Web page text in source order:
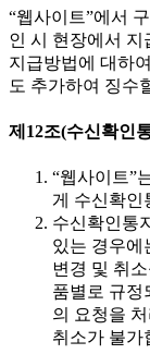
“웹사이트”에서
인 시 현장에서 지
지급방법에 대하
도 추가하여 징수
제12조(수신확인
“웹사이트”
게 수신확인
수신확인통
있는 경우에
변경 및 취
품별로 규정
의 요청을
취소가 불가